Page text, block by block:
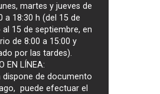
martes y jueves de
a 18:30 h (del 15 de
al 15 de septiembre, en
de 8:00 a 15:00 y
por las tardes).
EN LÍNEA:
dispone de documento
puede efectuar el